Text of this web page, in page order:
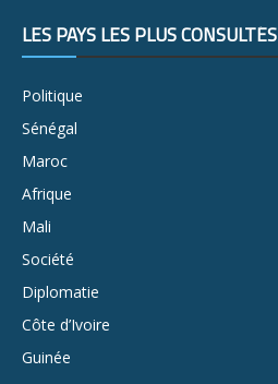
LES PAYS LES PLUS CONSULTÉS
Politique
Sénégal
Maroc
Afrique
Mali
Société
Diplomatie
Côte d’Ivoire
Guinée